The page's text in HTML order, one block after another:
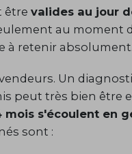
être valides au jour
au moment
à retenir absolument.
Un
peut très bien être
mois s'écoulent en
sont :